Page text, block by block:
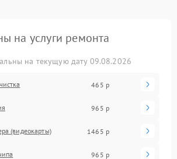
на услуги ремонта
на текущую дату 09.08.2026
465 р
965 р
(видеокарты) 1465 р
965 р